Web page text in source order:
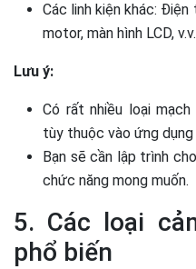
Các linh kiện khác:
motor, màn hình LCD, v.v.
Lưu ý:
Có rất nhiều loại mạch
tùy thuộc vào ứng
Bạn sẽ cần lập trình
chức năng mong muốn.
5. Các loại
phổ biến